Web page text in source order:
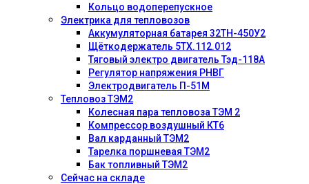
Кольцо водоперепускное
Электрика для тепловозов
Аккумуляторная батарея 32ТН-450У2
Щёткодержатель 5ТХ.112.012
Тяговый электро двигатель Тэд-118А
Регулятор напряжения РНВГ
Электродвигатель П-51М
Тепловоз ТЭМ2
Колесная пара тепловоза ТЭМ 2
Компрессор воздушный КТ6
Вал карданный ТЭМ2
Тарелка поршневая ТЭМ2
Бак топливный ТЭМ2
Сейчас на складе